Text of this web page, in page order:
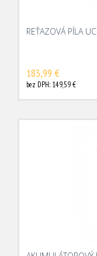
REŤAZOVÁ PÍLA
183,99 €
bez DPH: 149,59 €